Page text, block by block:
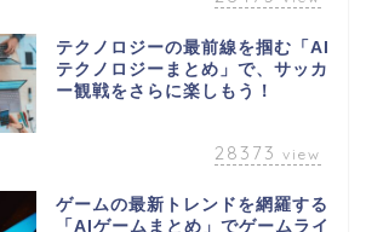
テクノロジーの最前線を掴む「AI
テクノロジーまとめ」で、サッカ
ー観戦をさらに楽しもう！
28373 view
ゲームの最新トレンドを網羅する
「AIゲームまとめ」でゲームライ